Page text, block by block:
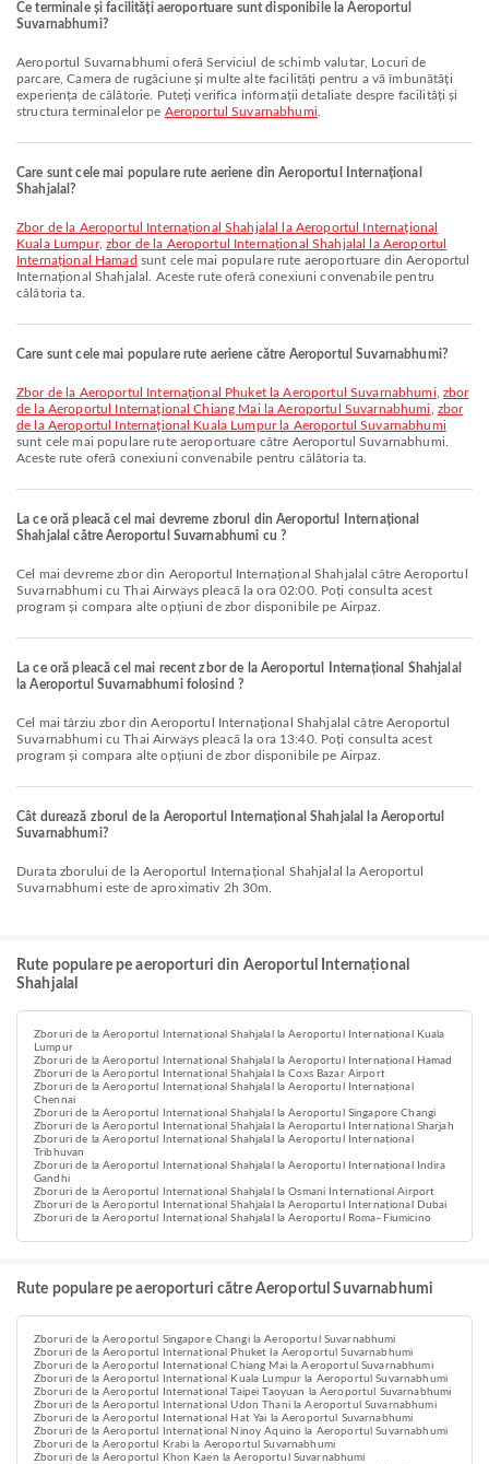
Ce terminale și facilități aeroportuare sunt disponibile la Aeroportul
Suvarnabhumi?
Aeroportul Suvarnabhumi oferă Serviciul de schimb valutar, Locuri de
parcare, Camera de rugăciune și multe alte facilități pentru a vă îmbunătăți
experiența de călătorie. Puteți verifica informații detaliate despre facilități și
structura terminalelor pe Aeroportul Suvarnabhumi
Care sunt cele mai populare rute aeriene din Aeroportul Internațional
Shahjalal?
zbor de la Aeroportul Internațional Shahjalal la Aeroportul Internațional
Kuala Lumpur, zbor de la Aeroportul Internațional Shahjalal la Aeroportul
Internațional Hamad sunt cele mai populare rute aeroportuare din Aeroportul
Internațional Shahjalal. Aceste rute oferă conexiuni convenabile pentru
călătoria ta.
Care sunt cele mai populare rute aeriene către Aeroportul Suvarnabhumi?
zbor de la Aeroportul Internațional Phuket la Aeroportul Suvarnabhumi zbor
de la Aeroportul Internațional Chiang Mai la Aeroportul Suvarnabhumi
zbor
de la Aeroportul Internațional Kuala Lumpur la Aeroportul Suvarnabhumi
sunt cele mai populare rute aeroportuare către Aeroportul Suvarnabhumi.
Aceste rute oferă conexiuni convenabile pentru călătoria ta.
La ce oră pleacă cel mai devreme zborul din Aeroportul Internațional
Shahjalal către Aeroportul Suvarnabhumi cu ?
Cel mai devreme zbor din Aeroportul Internațional Shahjalal către Aeroportul
Suvarnabhumi cu Thai Airways pleacă la ora 02:00. Poți consulta acest
program și compara alte opțiuni de zbor disponibile pe Airpaz.
La ce oră pleacă cel mai recent zbor de la Aeroportul Internațional Shahjalal
la Aeroportul Suvarnabhumi folosind ?
Cel mai târziu zbor din Aeroportul Internațional Shahjalal către Aeroportul
Suvarnabhumi cu Thai Airways pleacă la ora 13:40. Poți consulta acest
program și compara alte opțiuni de zbor disponibile pe Airpaz.
Cât durează zborul de la Aeroportul Internațional Shahjalal la Aeroportul
Suvarnabhumi?
Durata zborului de la Aeroportul Internațional Shahjalal la Aeroportul
Suvarnabhumi este de aproximativ 2h 30m.
Rute populare pe aeroporturi din Aeroportul Internațional
Shahjalal
Zboruri de la Aeroportul Internațional Shahjalal la Aeroportul Internațional Kuala
Lumpur
Zboruri de la Aeroportul Internațional Shahjalal la Aeroportul Internațional Hamad
Zboruri de la Aeroportul Internațional Shahjalal la Coxs Bazar Airport
Zboruri de la Aeroportul Internațional Shahjalal la Aeroportul Internațional
Chennai
Zboruri de la Aeroportul Internațional Shahjalal la Aeroportul Singapore Changi
Zboruri de la Aeroportul Internațional Shahjalal la Aeroportul Internațional Sharjah
Zboruri de la Aeroportul Internațional Shahjalal la Aeroportul Internațional
Tribhuvan
Zboruri de la Aeroportul Internațional Shahjalal la Aeroportul Internațional Indira
Gandhi
Zboruri de la Aeroportul Internațional Shahjalal la Osmani International Airport
Zboruri de la Aeroportul Internațional Shahjalal la Aeroportul Internațional Dubai
Zboruri de la Aeroportul Internațional Shahjalal la Aeroportul Roma–Fiumicino
Rute populare pe aeroporturi către Aeroportul Suvarnabhumi
Zboruri de la Aeroportul Singapore Changi la Aeroportul Suvarnabhumi
Zboruri de la Aeroportul Internațional Phuket la Aeroportul Suvarnabhumi
Zboruri de la Aeroportul Internațional Chiang Mai la Aeroportul Suvarnabhumi
Zboruri de la Aeroportul Internațional Kuala Lumpur la Aeroportul Suvarnabhumi
Zboruri de la Aeroportul Internațional Taipei Taoyuan la Aeroportul Suvarnabhumi
Zboruri de la Aeroportul Internațional Udon Thani la Aeroportul Suvarnabhumi
Zboruri de la Aeroportul Internațional Hat Yai la Aeroportul Suvarnabhumi
Zboruri de la Aeroportul Internațional Ninoy Aquino la Aeroportul Suvarnabhumi
Zboruri de la Aeroportul Krabi la Aeroportul Suvarnabhumi
Zboruri de la Aeroportul Khon Kaen la Aeroportul Suvarnabhumi